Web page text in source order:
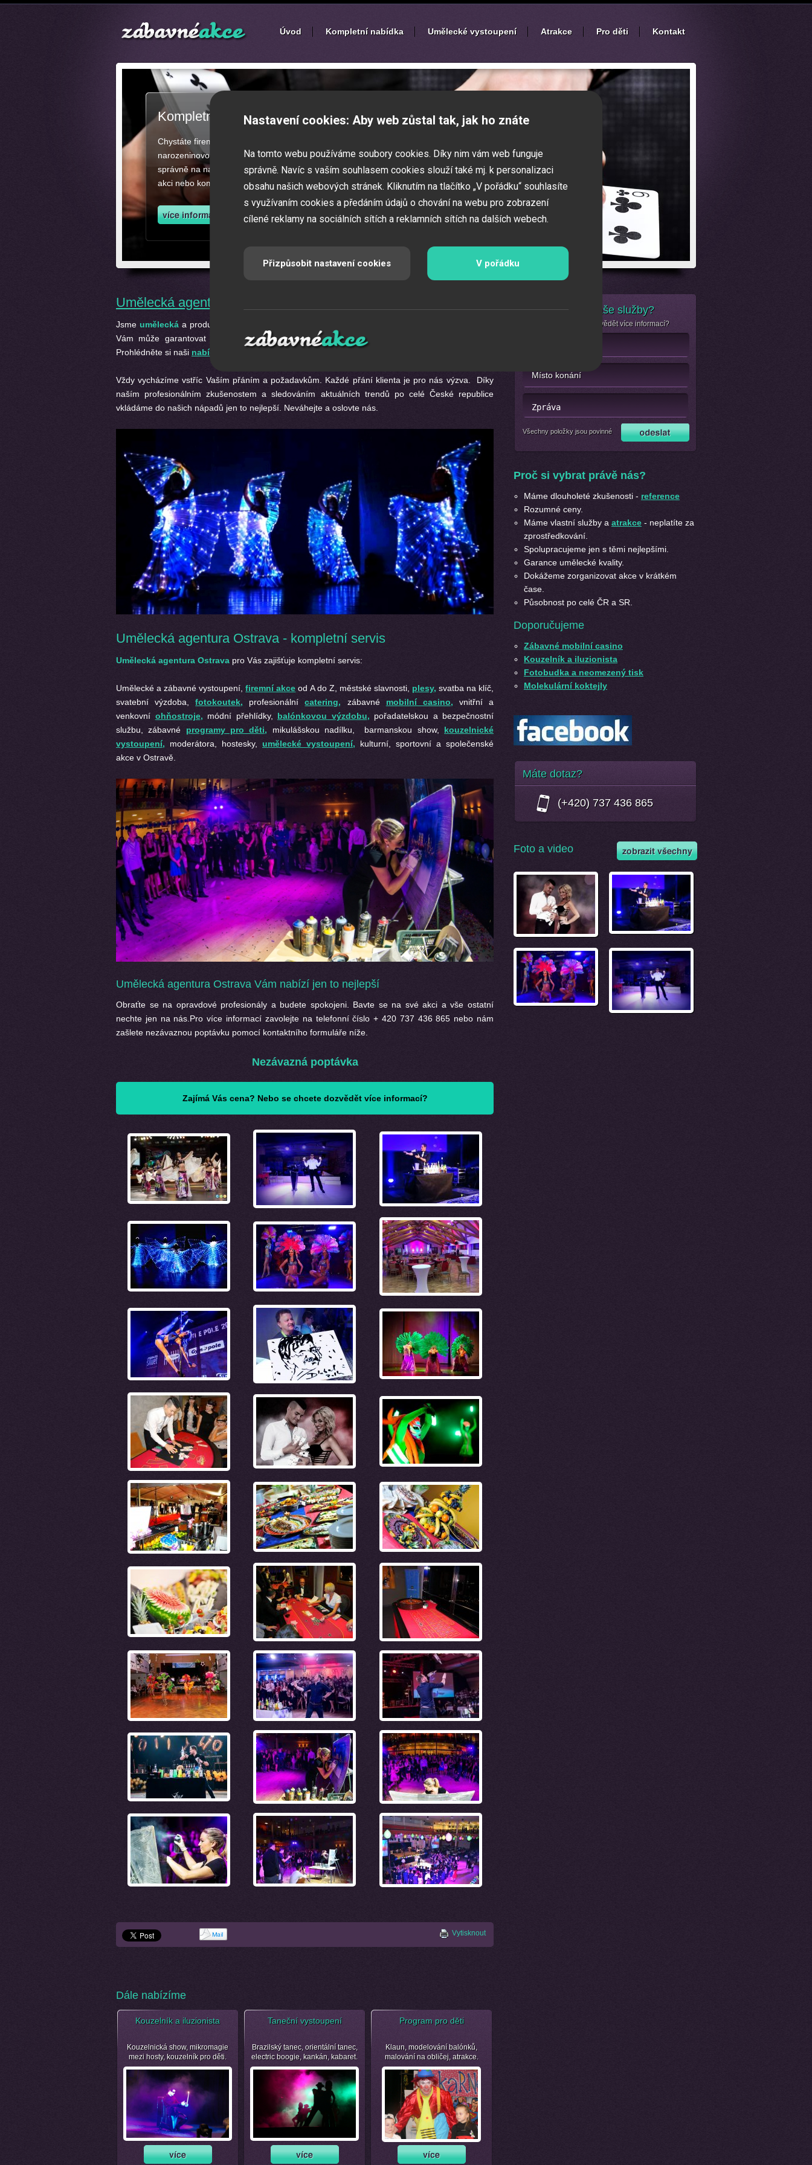
Úvod Kompletní nabídka Umělecké vystoupení Atrakce Pro děti Kontakt
Kompletní zajištěnízábavných akcí
Chystáte firemní akci, večírek nebo ples? Připravujete svatbu,
narozeninovou oslavu či zábavné představení pro děti? Pak jste
správně na našich stránkách. Zajistíme Vám jednotlivé umělce na Vaši
akci nebo kompletní zajištění zábavných a firemních akcí.
Umělecká agentura Ostrava
Jsme umělecká a produkční
Vám může garantovat profesionální tým složený z odborníků s několikaletou praxí v oboru.
Prohlédněte si naši nabídku.
Vždy vycházíme vstříc Vaším přáním a požadavkům. Každé přání klienta je pro nás výzva. Díky
naším profesionálním zkušenostem a sledováním aktuálních trendů po celé České republice
vkládáme do našich nápadů jen to nejlepší. Neváhejte a oslovte nás.
Umělecká agentura Ostrava - kompletní servis
Umělecká agentura Ostrava pro Vás zajišťuje kompletní servis:
Umělecké a zábavné vystoupení,firemní akce od A do Z, městské slavnosti, plesy, svatba na klíč,
svatební výzdoba,fotokoutek, profesionálnícatering, zábavné mobilní casino, vnitřní a
venkovní ohňostroje, módní přehlídky, balónkovou výzdobu, pořadatelskou a bezpečnostní
službu, zábavné programy pro děti, mikulášskou nadílku, barmanskou show, kouzelnické
vystoupení, moderátora, hostesky, umělecké vystoupení, kulturní, sportovní a společenské
akce v Ostravě.
Umělecká agentura Ostrava Vám nabízí jen to nejlepší
Obraťte se na opravdové profesionály a budete spokojeni. Bavte se na své akci a vše ostatní
nechte jen na nás.Pro více informací zavolejte na telefonní číslo + 420 737 436 865 nebo nám
zašlete nezávaznou poptávku pomocí kontaktního formuláře níže.
Nezávazná poptávka
Zajímá Vás cena? Nebo se chcete dozvědět více informací?
Vytisknout
Dále nabízíme
Kouzelník a iluzionista
Kouzelnická show, mikromagie
mezi hosty, kouzelník pro děti.
Taneční vystoupení
Brazilský tanec, orientální tanec,
electric boogie, kankán, kabaret.
Program pro děti
Klaun, modelování balónků,
malování na obličej, atrakce.
Máte zájem o naše služby?
Nebo se jen chcete dozvědět více informací?
Všechny položky jsou povinné
Proč si vybrat právě nás?
Máme dlouholeté zkušenosti - reference
Rozumné ceny.
Máme vlastní služby a atrakce - neplatíte za
zprostředkování.
Spolupracujeme jen s těmi nejlepšími.
Garance umělecké kvality.
Dokážeme zorganizovat akce v krátkém
čase.
Působnost po celé ČR a SR.
Doporučujeme
Zábavné mobilní casino
Kouzelník a iluzionista
Fotobudka a neomezený tisk
Molekulární koktejly
Máte dotaz?
(+420) 737 436 865
Foto a video
Nastavení cookies: Aby web zůstal tak, jak ho znáte
Na tomto webu používáme soubory cookies. Díky nim vám web funguje
správně. Navíc s vaším souhlasem cookies slouží také mj. k personalizaci
obsahu našich webových stránek. Kliknutím na tlačítko „V pořádku“ souhlasíte
s využívaním cookies a předáním údajů o chování na webu pro zobrazení
cílené reklamy na sociálních sítích a reklamních sítích na dalších webech.
Přizpůsobit nastavení cookies V pořádku